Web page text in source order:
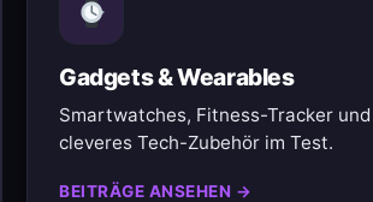
Gadgets & Wearables
Smartwatches, Fitness-Tracker
cleveres Tech-Zubehör im Test.
BEITRÄGE ANSEHEN →